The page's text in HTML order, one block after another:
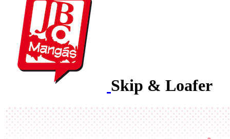
Skip & Loafer